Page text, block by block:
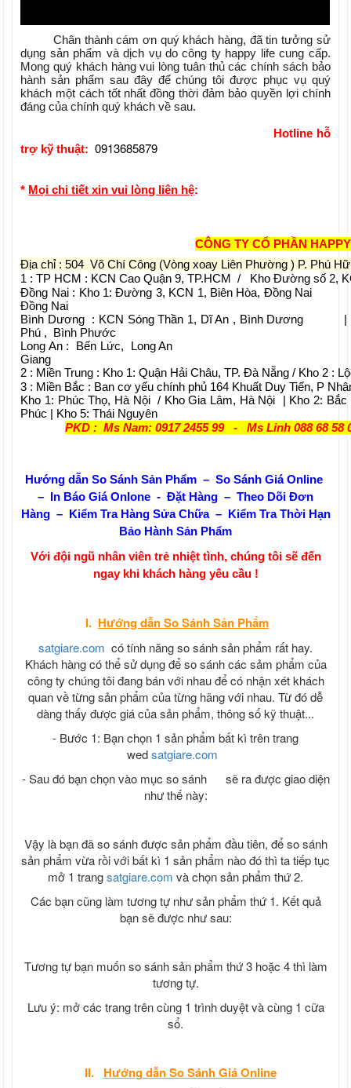
Chân thành cám ơn quý khách hàng, đã tin tưởng sử
dụng sản phẩm và dịch vụ do công ty happy life cung cấp.
Mong quý khách hàng vui lòng tuân thủ các chính sách bảo
hành sản phẩm sau đây để chúng tôi được phục vụ quý
khách một cách tốt nhất đồng thời đảm bảo quyền lợi chính
đáng của chính quý khách về sau.
Hotline hỗ
trợ kỹ thuật:0913685879
* Mọi chi tiết xin vui lòng liên hệ:
CÔNG TY CỔ PHẦN
Địa chỉ : 504 Võ Chí Công (Vòng xoay Liên Phường ) P. Phú
1 : TP HCM : KCN Cao Quận 9, TP.HCM / Kho Đường số 2,
Đồng Nai : Kho 1: Đường 3, KCN 1, Biên Hòa, Đồng
Đồng Nai
Bình Dương : KCN Sóng Thần 1, Dĩ An , Bình
Phú , Bình Phước
Long An : Bến Lức, Long An | Kiên
Giang
2 : Miền Trung : Kho 1: Quận Hải Châu, TP. Đà Nẵng / Kho 2 :
3 : Miền Bắc : Ban cơ yếu chính phủ 164 Khuất Duy Tiến, P
Kho 1: Phúc Thọ, Hà Nội / Kho Gia Lâm, Hà Nội | Kho 2:
Phúc | Kho 5: Thái Nguyên
PKD : Ms Nam: 0917 2455 99 - Ms Linh 088 68 58
Hướng dẫn So Sánh Sản Phẩm – So Sánh Giá Online
– In Báo Giá Onlone - Đặt Hàng – Theo Dõi Đơn
Hàng – Kiểm Tra Hàng Sửa Chữa – Kiểm Tra Thời Hạn
Bảo Hành Sản Phẩm
Với đội ngũ nhân viên trẻ nhiệt tình, chúng tôi sẽ đến
ngay khi khách hàng yêu cầu !
I. Hướng dẫnSo Sánh Sản Phẩm
satgiare.com có tính năng so sánh sản phẩm rất hay.
Khách hàng có thể sử dụng để so sánh các sảm phẩm của
công ty chúng tôi đang bán với nhau để có nhận xét khách
quan về từng sản phẩm của từng hãng với nhau. Từ đó dễ
dàng thấy được giá của sản phẩm, thông số kỹ thuật...
- Bước 1: Bạn chọn 1 sản phẩm bất kì trên trang
wedsatgiare.com
- Sau đó bạn chọn vào mục so sánh
sẽ ra được giao diện
như thế này:
Vậy là bạn đã so sánh được sản phẩm đầu tiên, để so sánh
sản phẩm vừa rồi với bất kì 1 sản phẩm nào đó thì ta tiếp tục
mở 1 trangsatgiare.com và chọn sản phẩm thứ 2.
Các bạn cũng làm tương tự như sản phẩm thứ 1. Kết quả
bạn sẽ được như sau:
Tương tự bạn muốn so sánh sản phẩm thứ 3 hoặc 4 thì làm
tương tự.
Lưu ý: mở các trang trên cùng 1 trình duyệt và cùng 1 cữa
sổ.
II. Hướng dẫnSo Sánh Giá Online